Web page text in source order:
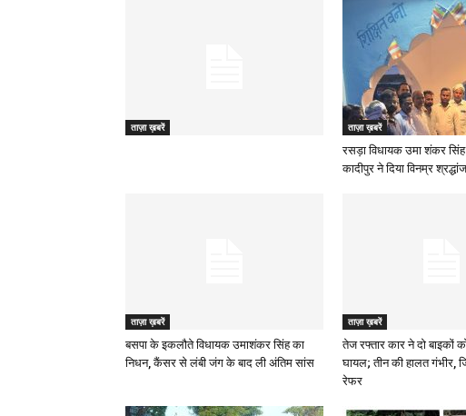
ताज़ा ख़बरें ताज़ा ख़बरें
रसड़ा विधायक उमा शंकर
कादीपुर ने दिया विनम्र
ताज़ा ख़बरें
बसपा के इकलौते विधायक उमाशंकर सिंह का
निधन, कैंसर से लंबी जंग के बाद ली अंतिम सांस
ताज़ा ख़बरें
तेज रफ्तार कार ने दो बाइकों
घायल; तीन की हालत गंभीर,
रेफर